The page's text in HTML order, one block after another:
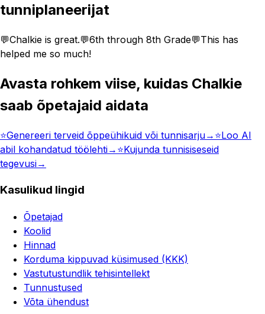
tunniplaneerijat
💬Chalkie is great.💬6th through 8th Grade💬This has
helped me so much!
Avasta rohkem viise, kuidas Chalkie
saab õpetajaid aidata
⭐️Genereeri terveid õppeühikuid või tunnisarju→ ⭐️Loo AI
abil kohandatud töölehti→ ⭐️Kujunda tunnisiseseid
tegevusi→
Kasulikud lingid
Õpetajad
Koolid
Hinnad
Korduma kippuvad küsimused (KKK)
Vastutustundlik tehisintellekt
Tunnustused
Võta ühendust